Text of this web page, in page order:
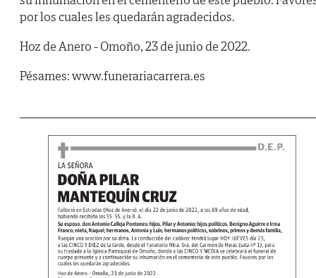
por los cuales les quedarán agradecidos.
Hoz de Anero - Omoño, 23 de junio de 2022.
Pésames: www.funerariacarrera.es